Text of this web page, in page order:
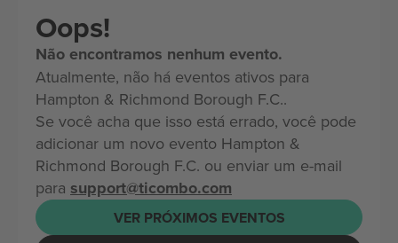
Oops!
Não encontramos nenhum evento.
Atualmente, não há eventos ativos para
Hampton & Richmond Borough F.C..
Se você acha que isso está errado, você pode
adicionar um novo evento Hampton &
Richmond Borough F.C. ou enviar um e-mail
para support@ticombo.com
VER PRÓXIMOS EVENTOS